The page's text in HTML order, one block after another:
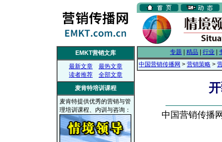
EMKT营销文库
最新文章
最热文章
读者推荐
全部文章
麦肯特培训课程
麦肯特提供优秀的营销与管
理培训课程、内训与咨询：
专题 精品 行业
中国营销传播网 > 营销策略 >
中国营销传播